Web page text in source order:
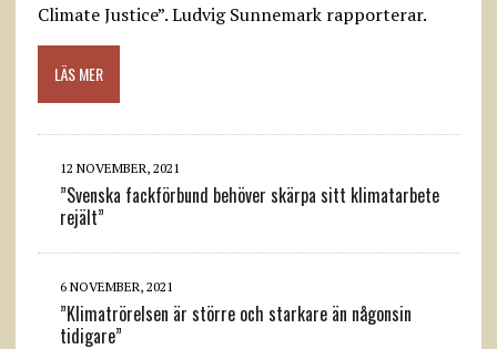
Climate Justice”. Ludvig Sunnemark rapporterar.
LÄS MER
12 NOVEMBER, 2021
”Svenska fackförbund behöver skärpa sitt klimatarbete
rejält”
6 NOVEMBER, 2021
”Klimatrörelsen är större och starkare än någonsin
tidigare”